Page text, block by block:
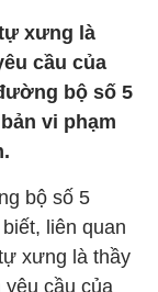
xưng là
cầu của
bộ số 5
vi phạm
bộ số 5
liên quan
xưng là thầy
yêu cầu của